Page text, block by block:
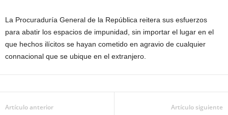
La Procuraduría General de la República reitera sus esfuerzos
para abatir los espacios de impunidad, sin importar el lugar en el
que hechos ilícitos se hayan cometido en agravio de cualquier
connacional que se ubique en el extranjero.
Artículo anterior Artículo siguiente